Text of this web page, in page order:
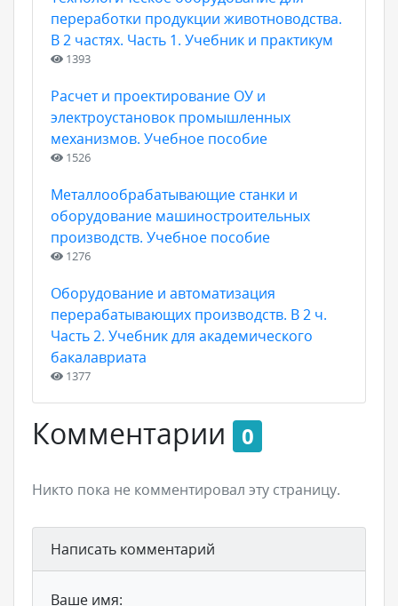
переработки продукции животноводства.
В 2 частях. Часть 1. Учебник и практикум
1393
Расчет и проектирование ОУ и
электроустановок промышленных
механизмов. Учебное пособие
1526
Металлообрабатывающие станки и
оборудование машиностроительных
производств. Учебное пособие
1276
Оборудование и автоматизация
перерабатывающих производств. В 2 ч.
Часть 2. Учебник для академического
бакалавриата
1377
Комментарии 0
Никто пока не комментировал эту страницу.
Написать комментарий
Ваше имя: